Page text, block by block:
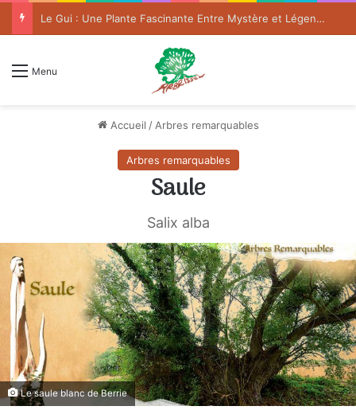
Le Gui : Une Plante Fascinante Entre Mystère et Légende
Menu
Accueil / Arbres remarquables
Arbres remarquables
Saule
Salix alba
Le saule blanc de Berrie